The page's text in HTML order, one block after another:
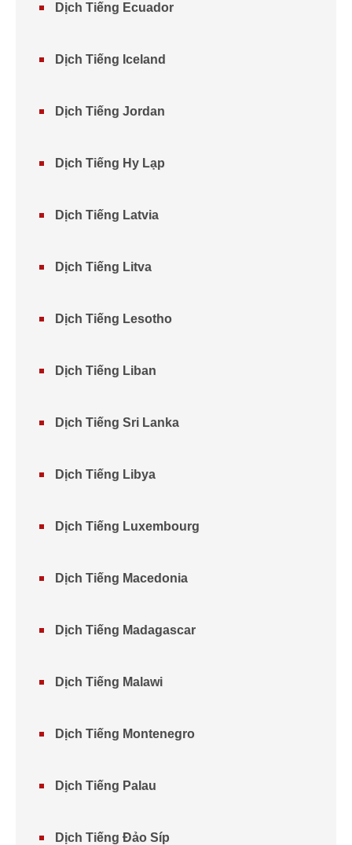
Dịch Tiếng Ecuador
Dịch Tiếng Iceland
Dịch Tiếng Jordan
Dịch Tiếng Hy Lạp
Dịch Tiếng Latvia
Dịch Tiếng Litva
Dịch Tiếng Lesotho
Dịch Tiếng Liban
Dịch Tiếng Sri Lanka
Dịch Tiếng Libya
Dịch Tiếng Luxembourg
Dịch Tiếng Macedonia
Dịch Tiếng Madagascar
Dịch Tiếng Malawi
Dịch Tiếng Montenegro
Dịch Tiếng Palau
Dịch Tiếng Đảo Síp